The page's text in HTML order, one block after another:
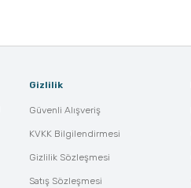
Gizlilik
Güvenli Alışveriş
KVKK Bilgilendirmesi
Gizlilik Sözleşmesi
Satış Sözleşmesi